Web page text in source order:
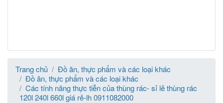
Trang chủ
Đồ ăn, thực phẩm và các loại khác
Đồ ăn, thực phẩm và các loại khác
Các tính năng thực tiễn của thùng rác- sỉ lẻ thùng rác
120l 240l 660l giá rẻ-lh 0911082000